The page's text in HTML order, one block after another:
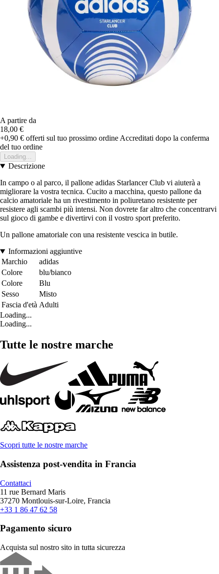
A partire da
18,00 €
+0,90 € offerti sul tuo prossimo ordine Accreditati dopo la conferma
del tuo ordine
Loading...
Descrizione
In campo o al parco, il pallone adidas Starlancer Club vi aiuterà a
migliorare la vostra tecnica. Cucito a macchina, questo pallone da
calcio amatoriale ha un rivestimento in poliuretano resistente per
resistere agli scambi più intensi. Non dovrete far altro che concentrarvi
sul gioco di gambe e divertirvi con il vostro sport preferito.
Un pallone amatoriale con una resistente vescica in butile.
Informazioni aggiuntive
Marchio
adidas
Colore
blu/bianco
Colore
Blu
Sesso
Misto
Fascia d'età Adulti
Loading...
Loading...
Tutte le nostre marche
Scopri tutte le nostre marche
Assistenza post-vendita in Francia
Contattaci
11 rue Bernard Maris
37270 Montlouis-sur-Loire, Francia
+33 1 86 47 62 58
Pagamento sicuro
Acquista sul nostro sito in tutta sicurezza